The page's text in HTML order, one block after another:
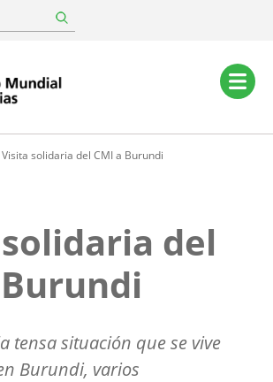
Visita solidaria del CMI a Burundi
del
tensa situación que se vive
Burundi, varios